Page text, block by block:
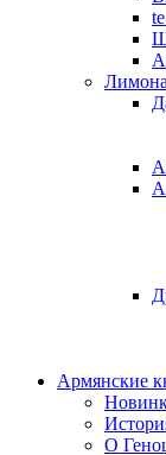
Армянские
О